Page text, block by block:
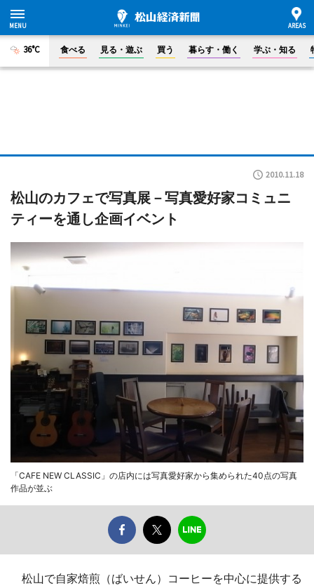
36°C 食べる 見る・遊ぶ 買う 暮らす・働く 学ぶ・知る
2010.11.18
松山のカフェで写真展－写真愛好家コミュニ
ティーを通し企画イベント
「CAFE NEW CLASSIC」の店内には写真愛好家から集められた40点の写真
作品が並ぶ
松山で自家焙煎（ばいせん）コーヒーを中心に提供する